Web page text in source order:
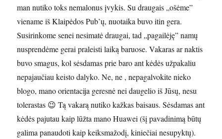
man nutiko toks nemalonus įvykis. Su draugais „ošėme”
viename iš Klaipėdos Pub’ų, nuotaika buvo itin gera.
Susirinkome senei nesimatė draugai, tad „pagailėję” namų
nusprendėme gerai praleisti laiką baruose. Vakaras ar naktis
buvo smagus, kol sėsdamas prie baro ant kėdės užpakaliu
nepajaučiau keisto dalyko. Ne, ne , nepagalvokite nieko
blogo, mano orientacija geresnė nei daugelio iš Jūsų, nesu
tolerastas 😉 Tą vakarą nutiko kažkas baisaus. Sėsdamas ant
kėdės pajutau kaip lūžta mano Huawei (šį pavadinimą būtų
galima panaudoti kaip keiksmažodį, kiniečiai nesupyktų).